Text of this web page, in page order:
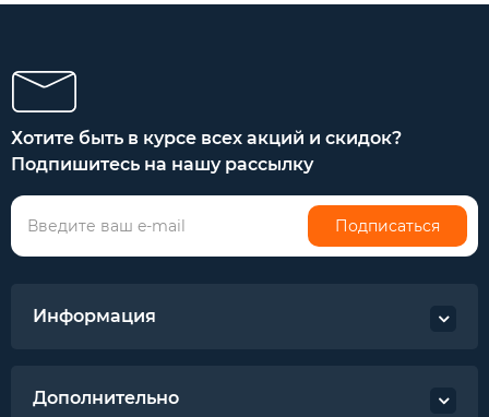
Хотите быть в курсе всех акций и скидок?
Подпишитесь на нашу рассылку
Подписаться
Информация
Дополнительно